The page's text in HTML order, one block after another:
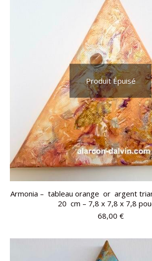
Produit Épuisé
Armonia – tableau orange or argent
20 cm – 7,8 x 7,8 x 7,8
68,00 €